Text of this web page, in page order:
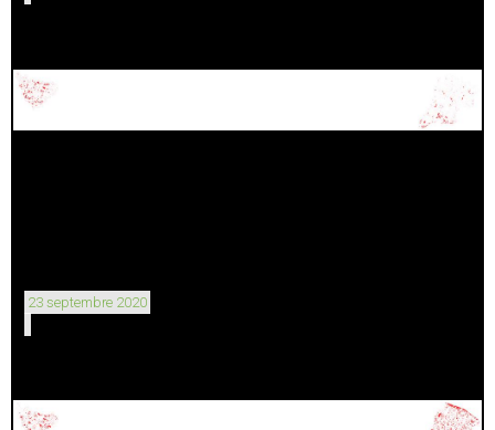
23 septembre 2020